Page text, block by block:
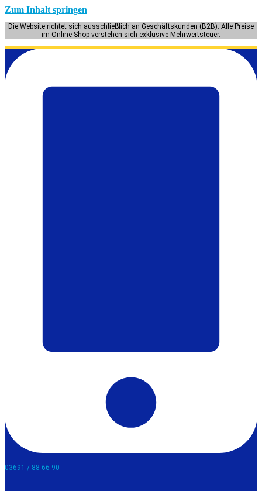
Zum Inhalt springen
Die Website richtet sich ausschließlich an Geschäftskunden (B2B). Alle Preise
im Online-Shop verstehen sich exklusive Mehrwertsteuer.
03691 / 88 66 90​